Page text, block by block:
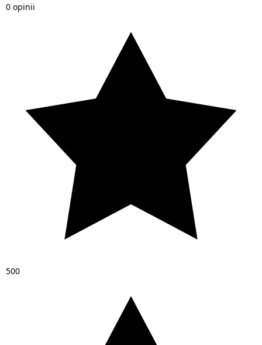
0 opinii
500